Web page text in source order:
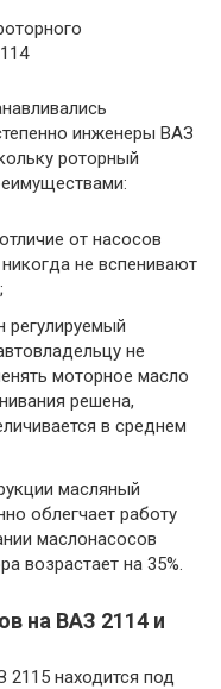
инженеры ВАЗ
роторный
от насосов
не вспенивают
регулируемый
не
моторное масло
решена,
в среднем
масляный
облегчает работу
маслонасосов
возрастает на 35%.
на ВАЗ 2114 и
находится под